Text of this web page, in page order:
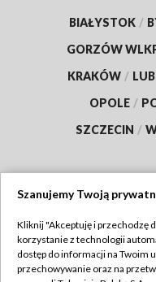
BIAŁYSTOK /
GORZÓW
KRAKÓW /
OPOLE /
SZCZECIN /
Abonament TVP
Szanujemy Twoją
Kliknij "Akceptuję i przechodzę
korzystanie z technologii
dostęp do informacji na Twoim
przechowywanie oraz na